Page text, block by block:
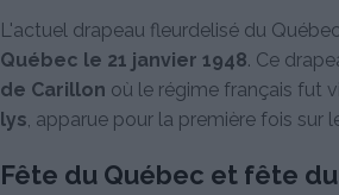
L'actuel drapeau fleurdelisé du
Québec le 21 janvier 1948. Ce
de Carillon où le régime français fut
lys , apparue pour la première fois sur
Fête du Québec et fête